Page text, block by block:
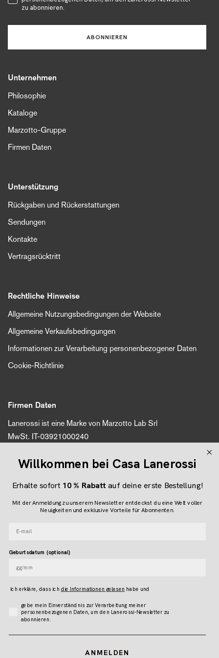
zu abonnieren.
ABONNIEREN
Unternehmen
Philosophie
Kataloge
Marzotto-Gruppe
Firmen Daten
Unterstützung
Rückgaben und Rückerstattungen
Sendungen
Kontakte
Vertragsrücktritt
Rechtliche Hinweise
Allgemeine Nutzungsbedingungen der Website
Allgemeine Verkaufsbedingungen
Informationen zur Verarbeitung personenbezogener Daten
Cookie-Richtlinie
Firmen Daten
Lanerossi ist eine Marke von Marzotto Lab Srl
MwSt. IT-03921000240
Umsatzsteuer-Identifikationsnummer 04616450260
Facebook
Pinterest
Language
DEUTSCH
© LANEROSSI 2026
Willkommen bei Casa Lanerossi
Erhalte sofort 10 % Rabatt auf deine erste Bestellung!
Mit der Anmeldung zu unserem Newsletter entdeckst du eine Welt voller
Neuigkeiten und exklusive Vorteile für Abonnenten.
Geburtsdatum (optional)
Ich erkläre, dass ich die Informationen gelesen habe und
Accettazione Privacy
gebe mein Einverständnis zur Verarbeitung meiner
personenbezogenen Daten, um den Lanerossi-Newsletter zu
abonnieren.
ANMELDEN